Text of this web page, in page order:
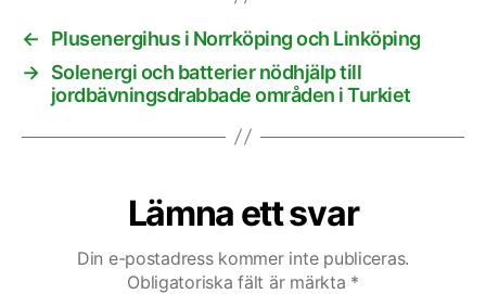
←
Plusenergihus i Norrköping och Linköping
→ Solenergi och batterier nödhjälp till
jordbävningsdrabbade områden i Turkiet
Lämna ett svar
Din e-postadress kommer inte publiceras.
Obligatoriska fält är märkta *